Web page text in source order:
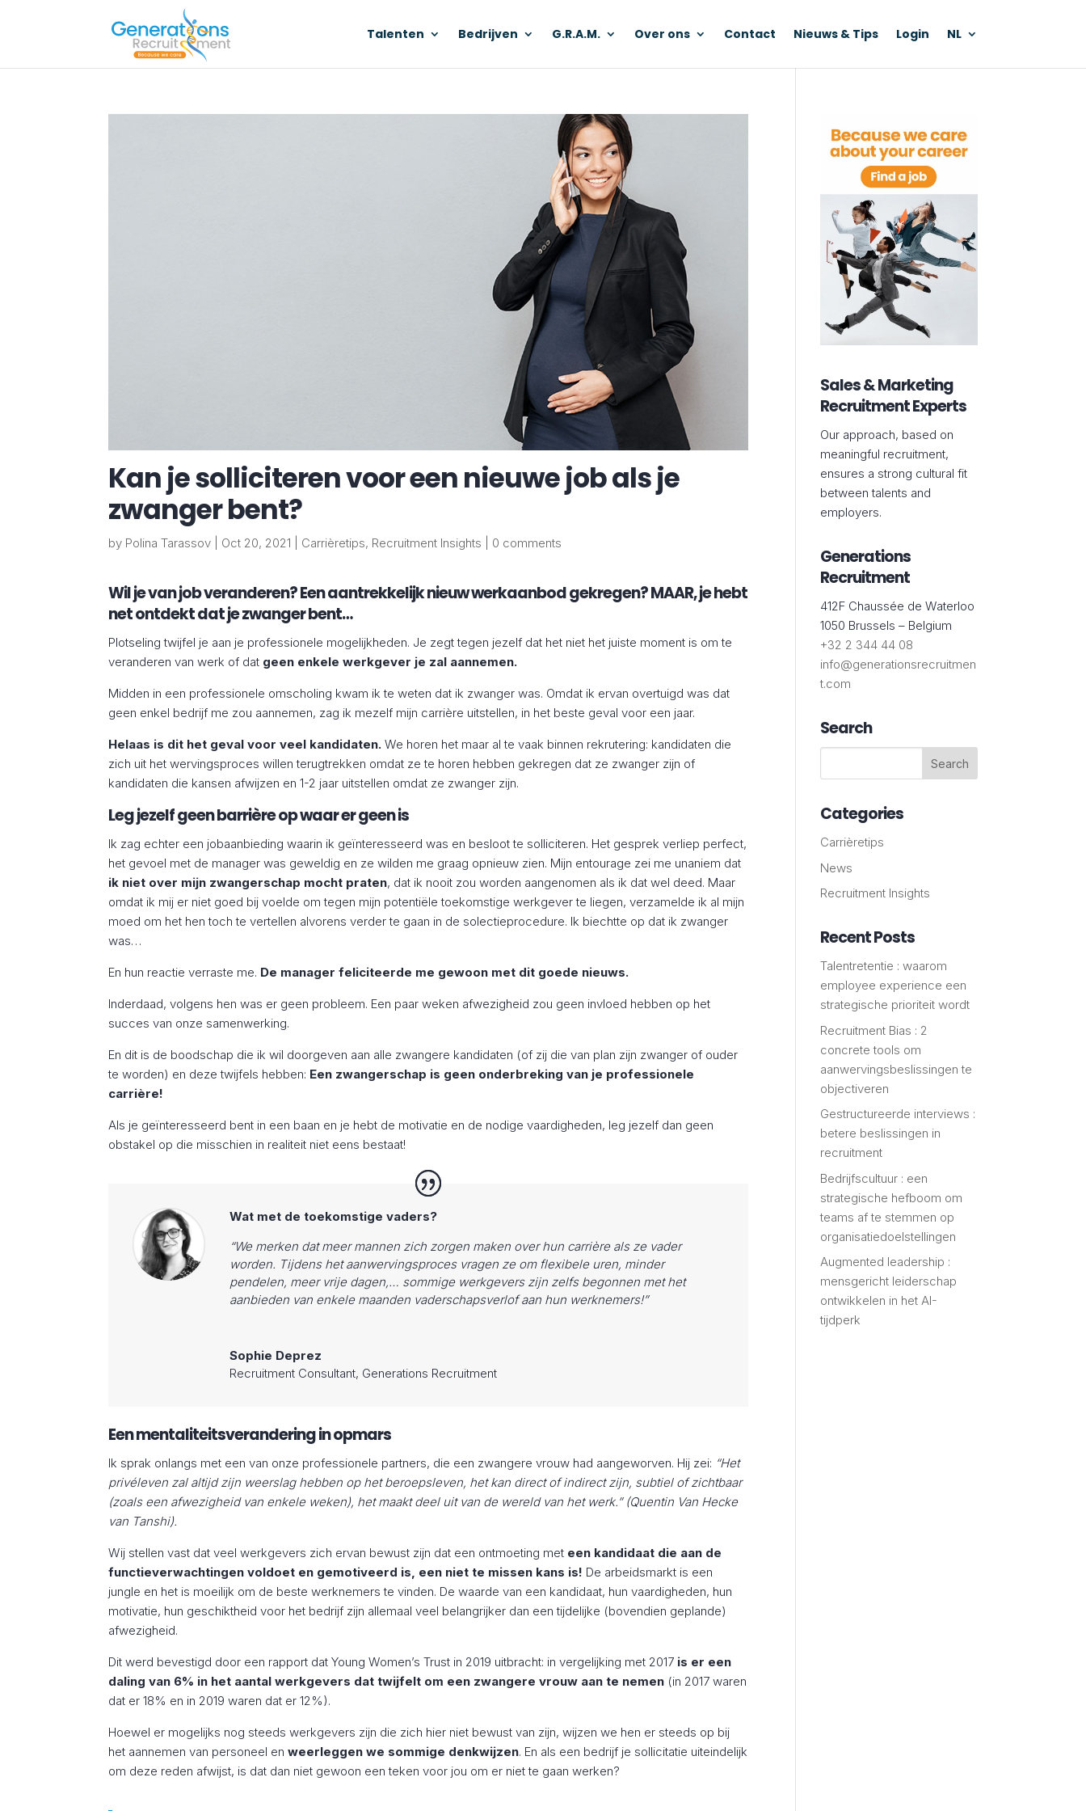
Talenten Bedrijven G.R.A.M. Over ons Contact Nieuws & Tips Login NL
Kan je solliciteren voor een nieuwe job als je
zwanger bent?
by Polina Tarassov Oct 20, 2021 Carrièretips, Recruitment Insights 0 comments
Wil je van job veranderen? Een aantrekkelijk nieuw werkaanbod gekregen? MAAR, je hebt
net ontdekt dat je zwanger bent…
Plotseling twijfel je aan je professionele mogelijkheden. Je zegt tegen jezelf dat het niet het juiste moment is om te
veranderen van werk of dat geen enkele werkgever je zal aannemen.
Midden in een professionele omscholing kwam ik te weten dat ik zwanger was. Omdat ik ervan overtuigd was dat
geen enkel bedrijf me zou aannemen, zag ik mezelf mijn carrière uitstellen, in het beste geval voor een jaar.
Helaas is dit het geval voor veel kandidaten. We horen het maar al te vaak binnen rekrutering: kandidaten die
zich uit het wervingsproces willen terugtrekken omdat ze te horen hebben gekregen dat ze zwanger zijn of
kandidaten die kansen afwijzen en 1-2 jaar uitstellen omdat ze zwanger zijn.
Leg jezelf geen barrière op waar er geen is
Ik zag echter een jobaanbieding waarin ik geïnteresseerd was en besloot te solliciteren. Het gesprek verliep perfect,
het gevoel met de manager was geweldig en ze wilden me graag opnieuw zien. Mijn entourage zei me unaniem dat
ik niet over mijn zwangerschap mocht praten, dat ik nooit zou worden aangenomen als ik dat wel deed. Maar
omdat ik mij er niet goed bij voelde om tegen mijn potentiële toekomstige werkgever te liegen, verzamelde ik al mijn
moed om het hen toch te vertellen alvorens verder te gaan in de solectieprocedure. Ik biechtte op dat ik zwanger
was…
En hun reactie verraste me. De manager feliciteerde me gewoon met dit goede nieuws.
Inderdaad, volgens hen was er geen probleem. Een paar weken afwezigheid zou geen invloed hebben op het
succes van onze samenwerking.
En dit is de boodschap die ik wil doorgeven aan alle zwangere kandidaten (of zij die van plan zijn zwanger of ouder
te worden) en deze twijfels hebben: Een zwangerschap is geen onderbreking van je professionele
carrière!
Als je geïnteresseerd bent in een baan en je hebt de motivatie en de nodige vaardigheden, leg jezelf dan geen
obstakel op die misschien in realiteit niet eens bestaat!
Wat met de toekomstige vaders?
“We merken dat meer mannen zich zorgen maken over hun carrière als ze vader
worden. Tijdens het aanwervingsproces vragen ze om flexibele uren, minder
pendelen, meer vrije dagen,… sommige werkgevers zijn zelfs begonnen met het
aanbieden van enkele maanden vaderschapsverlof aan hun werknemers!”
Sophie Deprez
Recruitment Consultant, Generations Recruitment
Een mentaliteitsverandering in opmars
Ik sprak onlangs met een van onze professionele partners, die een zwangere vrouw had aangeworven. Hij zei: “Het
privéleven zal altijd zijn weerslag hebben op het beroepsleven, het kan direct of indirect zijn, subtiel of zichtbaar
(zoals een afwezigheid van enkele weken), het maakt deel uit van de wereld van het werk.” (Quentin Van Hecke
van Tanshi).
Wij stellen vast dat veel werkgevers zich ervan bewust zijn dat een ontmoeting met een kandidaat die aan de
functieverwachtingen voldoet en gemotiveerd is, een niet te missen kans is! De arbeidsmarkt is een
jungle en het is moeilijk om de beste werknemers te vinden. De waarde van een kandidaat, hun vaardigheden, hun
motivatie, hun geschiktheid voor het bedrijf zijn allemaal veel belangrijker dan een tijdelijke (bovendien geplande)
afwezigheid.
Dit werd bevestigd door een rapport dat Young Women’s Trust in 2019 uitbracht: in vergelijking met 2017 is er een
daling van 6% in het aantal werkgevers dat twijfelt om een zwangere vrouw aan te nemen (in 2017 waren
dat er 18% en in 2019 waren dat er 12%).
Hoewel er mogelijks nog steeds werkgevers zijn die zich hier niet bewust van zijn, wijzen we hen er steeds op bij
het aannemen van personeel enweerleggen we sommige denkwijzen. En als een bedrijf je sollicitatie uiteindelijk
om deze reden afwijst, is dat dan niet gewoon een teken voor jou om er niet te gaan werken?
Sales & Marketing
Recruitment Experts
Our approach, based on
meaningful recruitment,
ensures a strong cultural fit
between talents and
employers.
Generations
Recruitment
412F Chaussée de Waterloo
1050 Brussels – Belgium
+32 2 344 44 08
info@generationsrecruitmen
t.com
Search
Categories
Carrièretips
News
Recruitment Insights
Recent Posts
Talentretentie : waarom
employee experience een
strategische prioriteit wordt
Recruitment Bias : 2
concrete tools om
aanwervingsbeslissingen te
objectiveren
Gestructureerde interviews :
betere beslissingen in
recruitment
Bedrijfscultuur : een
strategische hefboom om
teams af te stemmen op
organisatiedoelstellingen
Augmented leadership :
mensgericht leiderschap
ontwikkelen in het AI-
tijdperk